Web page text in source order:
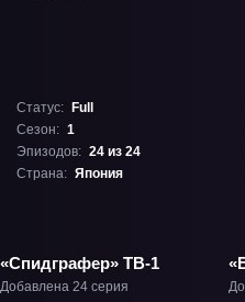
Статус:
Full
Сезон: 1
Эпизодов: 24 из 24
Страна: Япония
«Спидграфер» ТВ-1
Добавлена 24 серия